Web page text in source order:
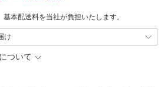
本配送料を当社が負担いたします。
け
ついて